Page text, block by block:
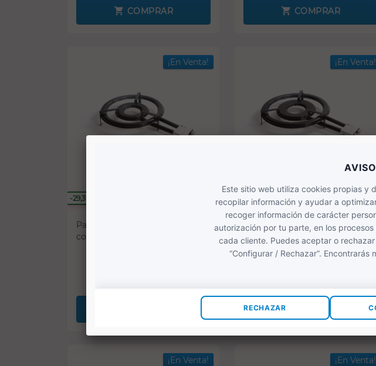
COMPRAR COMPRAR
¡En Venta!
-29,39 €
Paellero de gas 46 cm + Kit
completo de gas
¡En Venta!
-32,04 € SOLO ONLINE
Paellero de gas 50 cm + Kit
completo de gas
(1)
¡En Venta! ¡En Venta!